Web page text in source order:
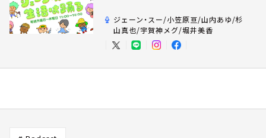
ジェーン・スー/小笠原亘/山内あゆ/杉
山真也/宇賀神メグ/堀井美香